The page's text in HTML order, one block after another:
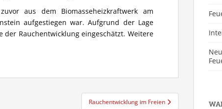
aus dem Biomasseheizkraftwerk am
aufgestiegen war. Aufgrund der Lage
Rauchentwicklung eingeschätzt. Weitere
Rauchentwicklung im Freien